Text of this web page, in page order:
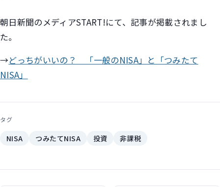
朝日新聞のメディアSTART!にて、記事が掲載されまし
た。
→どっちがいいの？ 「一般のNISA」と「つみたて
NISA」
タグ
NISA つみたてNISA 投資 非課税